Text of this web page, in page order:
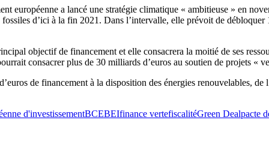
européenne a lancé une stratégie climatique « ambitieuse » en
d’ici à la fin 2021. Dans l’intervalle, elle prévoit de débloquer
objectif de financement et elle consacrera la moitié de ses
consacrer plus de 30 milliards d’euros au soutien de projets «
de financement à la disposition des énergies renouvelables,
d'investissementBCEBEIfinance vertefiscalitéGreen Dealpacte